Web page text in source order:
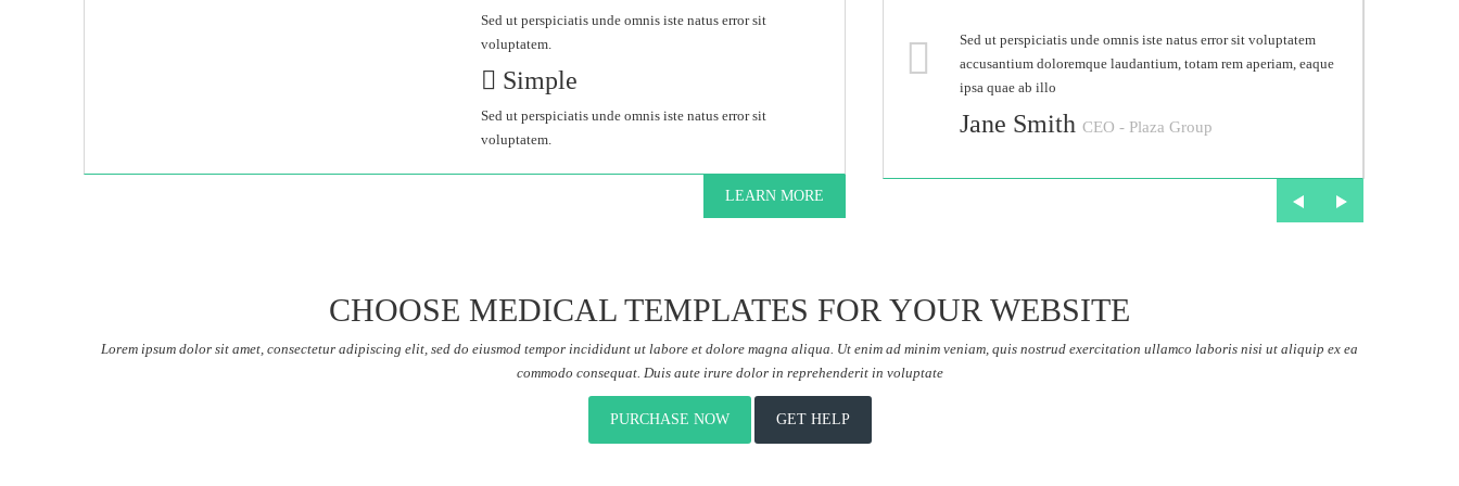
Sed ut perspiciatis unde omnis iste natus error sit
voluptatem.
Simple
Sed ut perspiciatis unde omnis iste natus error sit
voluptatem.
LEARN MORE
Sed ut perspiciatis unde omnis iste natus error sit voluptatem
accusantium doloremque laudantium, totam rem aperiam, eaque
ipsa quae ab illo
Jane Smith CEO - Plaza Group
accusantium doloremque laudantium, totam rem aperiam, eaque
accusantium doloremque laudantium, totam rem aperiam, eaque
CHOOSE MEDICAL TEMPLATES FOR YOUR WEBSITE
Lorem ipsum dolor sit amet, consectetur adipiscing elit, sed do eiusmod tempor incididunt ut labore et dolore magna aliqua. Ut enim ad minim veniam, quis nostrud exercitation ullamco laboris nisi ut aliquip ex ea
commodo consequat. Duis aute irure dolor in reprehenderit in voluptate
PURCHASE NOW GET HELP